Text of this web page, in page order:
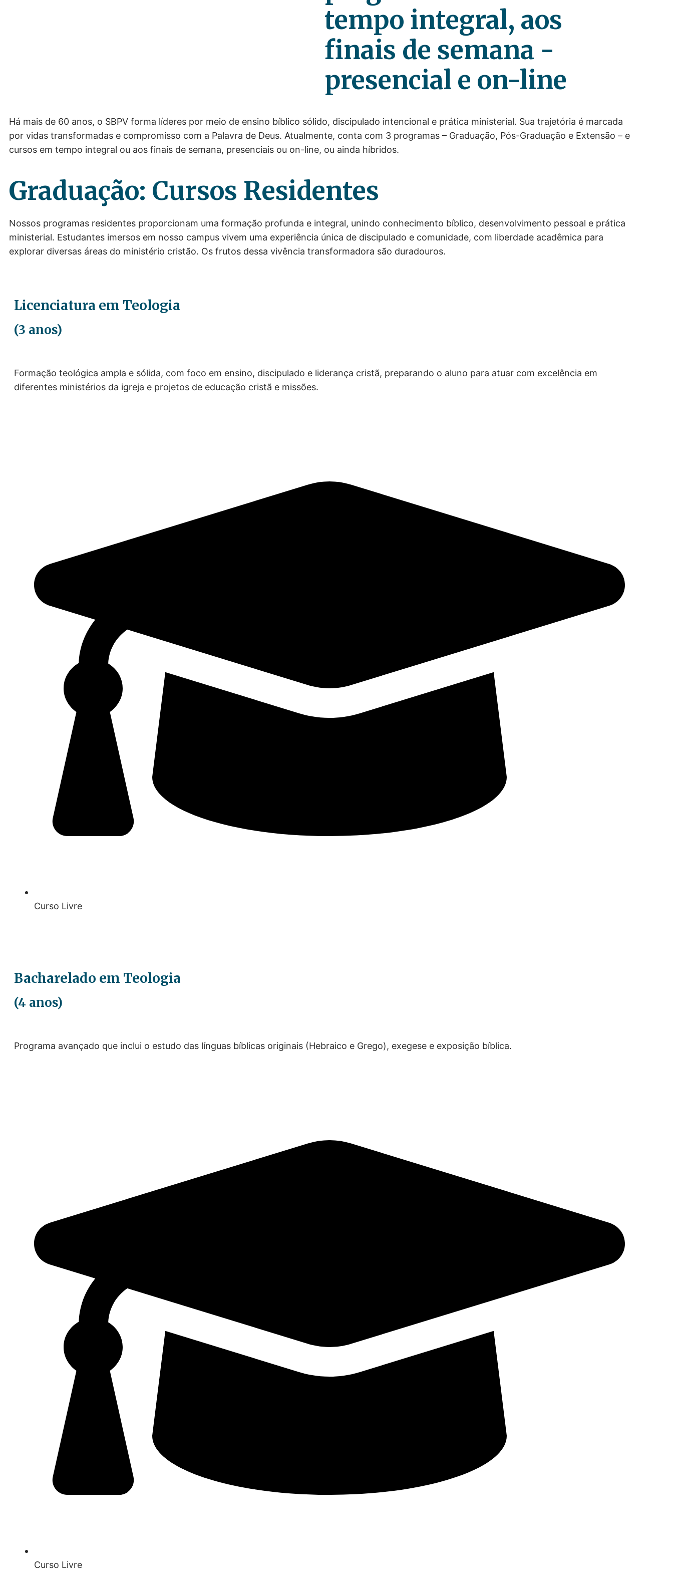
tempo integral, aos
finais de semana -
presencial e on-line
Há mais de 60 anos, o SBPV forma líderes por meio de ensino bíblico sólido, discipulado intencional e prática ministerial. Sua trajetória é marcada
por vidas transformadas e compromisso com a Palavra de Deus. Atualmente, conta com 3 programas – Graduação, Pós-Graduação e Extensão – e
cursos em tempo integral ou aos finais de semana, presenciais ou on-line, ou ainda híbridos.
Graduação: Cursos Residentes
Nossos programas residentes proporcionam uma formação profunda e integral, unindo conhecimento bíblico, desenvolvimento pessoal e prática
ministerial. Estudantes imersos em nosso campus vivem uma experiência única de discipulado e comunidade, com liberdade acadêmica para
explorar diversas áreas do ministério cristão. Os frutos dessa vivência transformadora são duradouros.
Licenciatura em Teologia
(3 anos)
Formação teológica ampla e sólida, com foco em ensino, discipulado e liderança cristã, preparando o aluno para atuar com excelência em
diferentes ministérios da igreja e projetos de educação cristã e missões.
Curso Livre
Bacharelado em Teologia
(4 anos)
Programa avançado que inclui o estudo das línguas bíblicas originais (Hebraico e Grego), exegese e exposição bíblica.
Curso Livre